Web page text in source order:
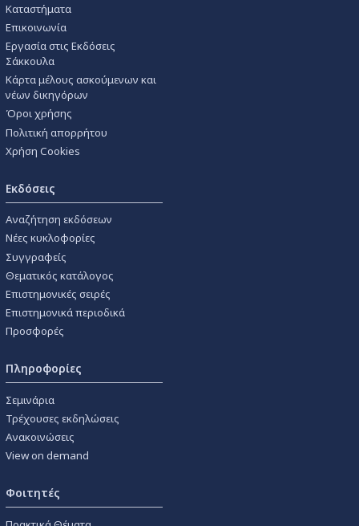
Καταστήματα
Επικοινωνία
Εργασία στις Εκδόσεις
Σάκκουλα
Κάρτα μέλους ασκούμενων και
νέων δικηγόρων
Όροι χρήσης
Πολιτική απορρήτου
Χρήση Cookies
Εκδόσεις
Αναζήτηση εκδόσεων
Νέες κυκλοφορίες
Συγγραφείς
Θεματικός κατάλογος
Επιστημονικές σειρές
Επιστημονικά περιοδικά
Προσφορές
Πληροφορίες
Σεμινάρια
Τρέχουσες εκδηλώσεις
Ανακοινώσεις
View on demand
Φοιτητές